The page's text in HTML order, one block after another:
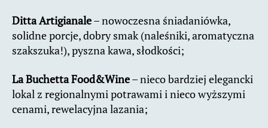
Ditta Artigianale– nowoczesna śniadaniówka,
solidne porcje, dobry smak (naleśniki, aromatyczna
szakszuka!), pyszna kawa, słodkości;
La Buchetta Food&Wine– nieco bardziej elegancki
lokal z regionalnymi potrawami i nieco wyższymi
cenami, rewelacyjna lazania;